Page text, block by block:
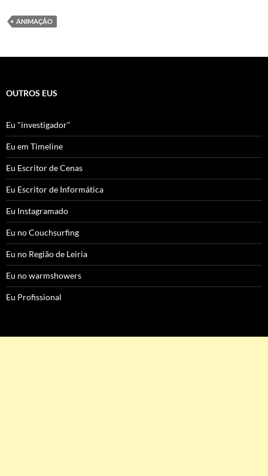
ANIMAÇÃO
OUTROS EUS
Eu "investigador"
Eu em Timeline
Eu Escritor de Cenas
Eu Escritor de Informática
Eu Instagramado
Eu no Couchsurfing
Eu no Região de Leiria
Eu no warmshowers
Eu Profissional